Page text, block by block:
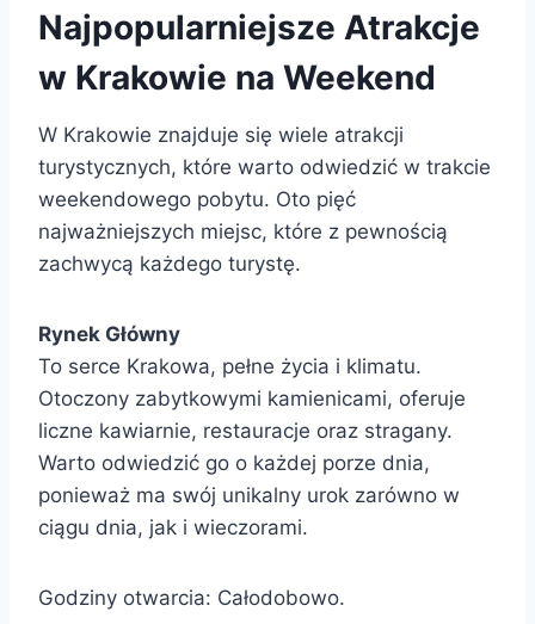
Najpopularniejsze Atrakcje
w Krakowie na Weekend
W Krakowie znajduje się wiele atrakcji
turystycznych, które warto odwiedzić w trakcie
weekendowego pobytu. Oto pięć
najważniejszych miejsc, które z pewnością
zachwycą każdego turystę.
Rynek Główny
To serce Krakowa, pełne życia i klimatu.
Otoczony zabytkowymi kamienicami, oferuje
liczne kawiarnie, restauracje oraz stragany.
Warto odwiedzić go o każdej porze dnia,
ponieważ ma swój unikalny urok zarówno w
ciągu dnia, jak i wieczorami.
Godziny otwarcia: Całodobowo.